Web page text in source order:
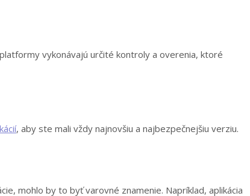
vykonávajú určité kontroly a overenia, ktoré
, aby ste mali vždy najnovšiu a najbezpečnejšiu verziu.
mohlo by to byť varovné znamenie. Napríklad, aplikácia